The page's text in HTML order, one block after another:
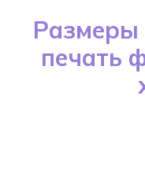
Размеры
печать